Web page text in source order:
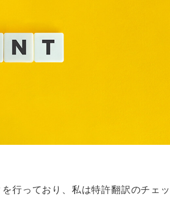
行っており、私は特許翻訳のチェ